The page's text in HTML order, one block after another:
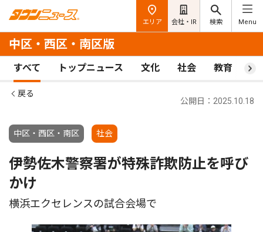
エリア 会社・IR 検索 Menu
中区・西区・南区版
すべて トップニュース 文化 社会 教育 ス
戻る
中区・西区・南区 社会
公開日：2025.10.18
伊勢佐木警察署が特殊詐欺防止を呼び
かけ
横浜エクセレンスの試合会場で